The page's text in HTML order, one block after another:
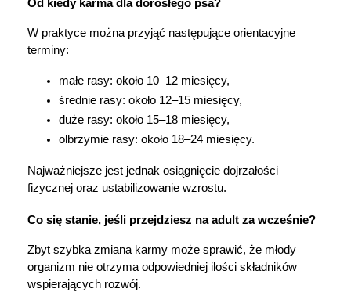
Od kiedy karma dla dorosłego psa?
W praktyce można przyjąć następujące orientacyjne
terminy:
małe rasy: około 10–12 miesięcy,
średnie rasy: około 12–15 miesięcy,
duże rasy: około 15–18 miesięcy,
olbrzymie rasy: około 18–24 miesięcy.
Najważniejsze jest jednak osiągnięcie dojrzałości
fizycznej oraz ustabilizowanie wzrostu.
Co się stanie, jeśli przejdziesz na adult za wcześnie?
Zbyt szybka zmiana karmy może sprawić, że młody
organizm nie otrzyma odpowiedniej ilości składników
wspierających rozwój.